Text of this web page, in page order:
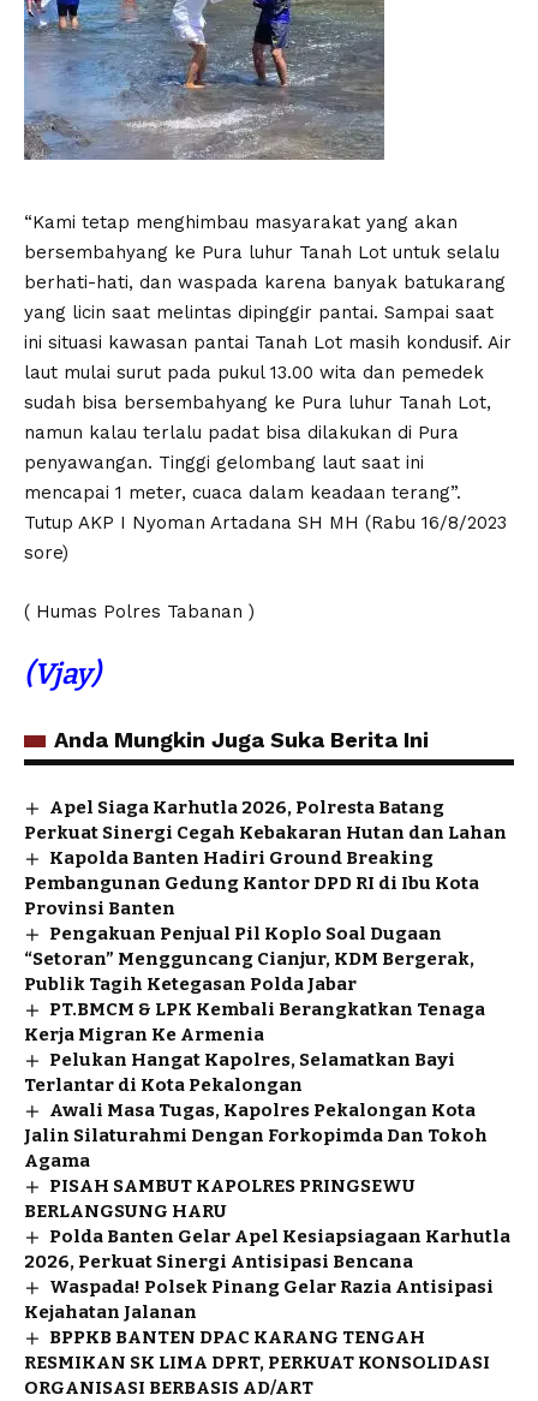
“Kami tetap menghimbau masyarakat yang akan
bersembahyang ke Pura luhur Tanah Lot untuk selalu
berhati-hati, dan waspada karena banyak batukarang
yang licin saat melintas dipinggir pantai. Sampai saat
ini situasi kawasan pantai Tanah Lot masih kondusif. Air
laut mulai surut pada pukul 13.00 wita dan pemedek
sudah bisa bersembahyang ke Pura luhur Tanah Lot,
namun kalau terlalu padat bisa dilakukan di Pura
penyawangan. Tinggi gelombang laut saat ini
mencapai 1 meter, cuaca dalam keadaan terang”.
Tutup AKP I Nyoman Artadana SH MH (Rabu 16/8/2023
sore)
( Humas Polres Tabanan )
(Vjay)
Anda Mungkin Juga Suka Berita Ini
Apel Siaga Karhutla 2026, Polresta Batang
Perkuat Sinergi Cegah Kebakaran Hutan dan Lahan
Kapolda Banten Hadiri Ground Breaking
Pembangunan Gedung Kantor DPD RI di Ibu Kota
Provinsi Banten
Pengakuan Penjual Pil Koplo Soal Dugaan
“Setoran” Mengguncang Cianjur, KDM Bergerak,
Publik Tagih Ketegasan Polda Jabar
PT.BMCM & LPK Kembali Berangkatkan Tenaga
Kerja Migran Ke Armenia
Pelukan Hangat Kapolres, Selamatkan Bayi
Terlantar di Kota Pekalongan
Awali Masa Tugas, Kapolres Pekalongan Kota
Jalin Silaturahmi Dengan Forkopimda Dan Tokoh
Agama
PISAH SAMBUT KAPOLRES PRINGSEWU
BERLANGSUNG HARU
Polda Banten Gelar Apel Kesiapsiagaan Karhutla
2026, Perkuat Sinergi Antisipasi Bencana
Waspada! Polsek Pinang Gelar Razia Antisipasi
Kejahatan Jalanan
BPPKB BANTEN DPAC KARANG TENGAH
RESMIKAN SK LIMA DPRT, PERKUAT KONSOLIDASI
ORGANISASI BERBASIS AD/ART